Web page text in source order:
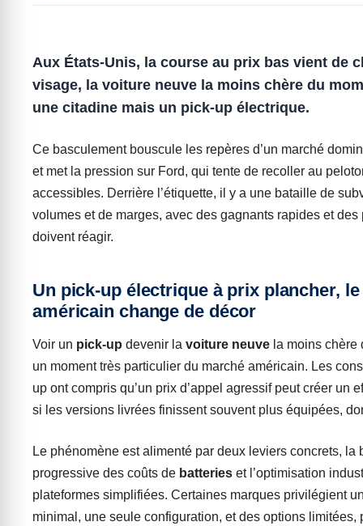
Aux États-Unis, la course au prix bas vient de
visage, la voiture neuve la moins chère du
une citadine mais un pick-up électrique.
Ce basculement bouscule les repères d’un marché
et met la pression sur Ford, qui tente de recoller au
accessibles. Derrière l’étiquette, il y a une bataille de
volumes et de marges, avec des gagnants rapides et des
doivent réagir.
Un pick-up électrique à prix plancher,
américain change de décor
Voir un pick-up devenir la voiture neuve la moins chère
un moment très particulier du marché américain. Les
up ont compris qu’un prix d’appel agressif peut créer un
si les versions livrées finissent souvent plus équipées,
Le phénomène est alimenté par deux leviers concrets, la
progressive des coûts de batteries et l’optimisation
plateformes simplifiées. Certaines marques privilégient
minimal, une seule configuration, et des options limitées,